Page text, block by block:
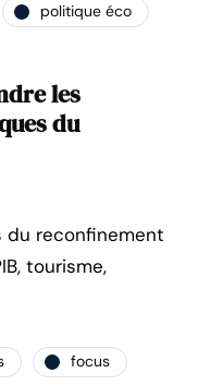
politique éco
les
du
du reconfinement
tourisme,
focus